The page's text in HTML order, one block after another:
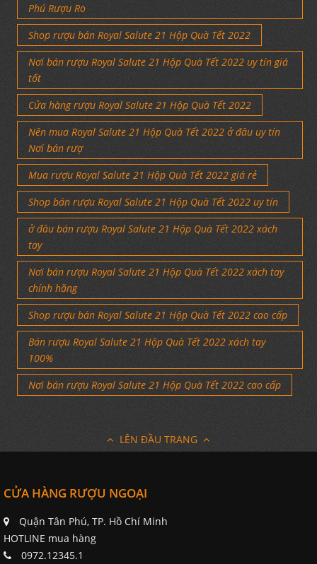
Phú Rượu Ro
Shop rượu bán Royal Salute 21 Hộp Quà Tết 2022
Nơi bán rượu Royal Salute 21 Hộp Quà Tết 2022 uy tín giá
tốt
Cửa hàng rượu Royal Salute 21 Hộp Quà Tết 2022
Nên mua Royal Salute 21 Hộp Quà Tết 2022 ở đâu uy tín
Nơi bán rượ
Mua rượu Royal Salute 21 Hộp Quà Tết 2022 giá rẻ
Shop bán rượu Royal Salute 21 Hộp Quà Tết 2022 uy tín
ở đâu bán rượu Royal Salute 21 Hộp Quà Tết 2022 xách
tay
Nơi bán rượu Royal Salute 21 Hộp Quà Tết 2022 xách tay
chính hãng
Shop rượu bán Royal Salute 21 Hộp Quà Tết 2022 cao cấp
Bán rượu Royal Salute 21 Hộp Quà Tết 2022 xách tay
100%
Nơi bán rượu Royal Salute 21 Hộp Quà Tết 2022 cao cấp
LÊN ĐẦU TRANG
CỬA HÀNG RƯỢU NGOẠI
Quận Tân Phú, TP. Hồ Chí Minh
HOTLINE mua hàng
0972.12345.1